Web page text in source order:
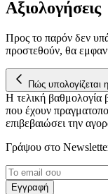
διεύθυνση IP σας,
στη συσκευή σας, με
διαφημίσεων και
διαφημίσεις και
μας και την
πληροφορίες
τοποθεσίας μας
δικτύωσης,
Αξιολογήσεις
Προς το παρόν δεν
προστεθούν, θα
Πώς υπολογίζεται
Η τελική βαθμολογία
που έχουν
επιβεβαιώσει την
Γράψου στο
Εγγραφή